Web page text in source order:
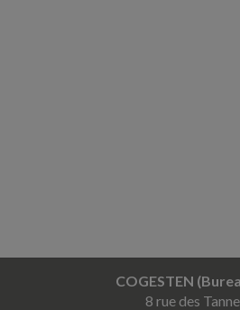
COGESTEN
8 rue des